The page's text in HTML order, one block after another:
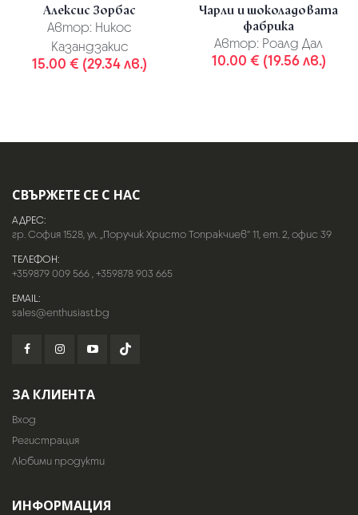
Алексис Зорбас
Автор: Никос
Казандзакис
15.00 € (29.34 лв.)
Чарли и шоколадовата
фабрика
Автор: Роалд Дал
10.00 € (19.56 лв.)
СВЪРЖЕТЕ СЕ С НАС
АДРЕС:
гр. София 1528, ул. „Поручик Христо Топракчиев“ 11, ет. 2, офис 39
ТЕЛЕФОН:
+359879 009 566,+359878 903 665
EMAIL:
sales@enthusiast.bg
ЗА КЛИЕНТА
Вход
Регистрация
Любими продукти
ИНФОРМАЦИЯ